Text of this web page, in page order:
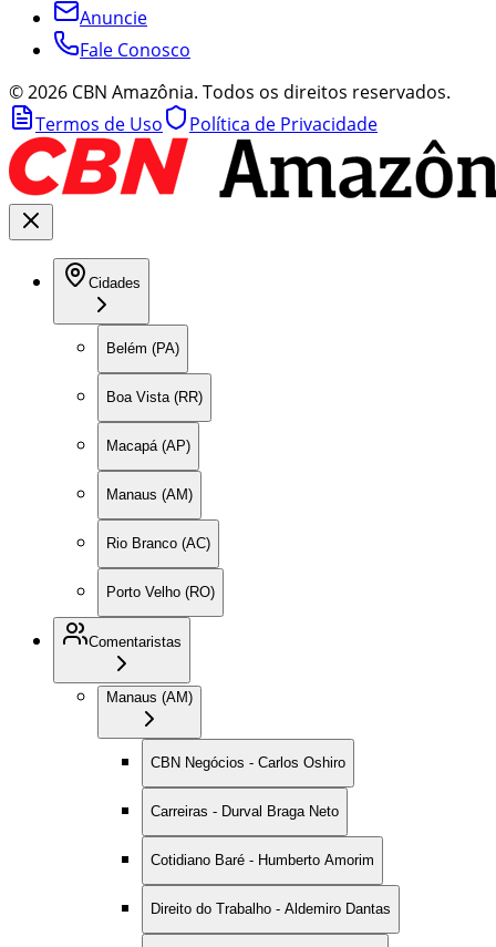
Anuncie
Fale Conosco
©2026 CBN Amazônia. Todos os direitos reservados.
Termos de Uso
Política de Privacidade
Cidades
Belém (PA)
Boa Vista (RR)
Macapá (AP)
Manaus (AM)
Rio Branco (AC)
Porto Velho (RO)
Comentaristas
Manaus (AM)
CBN Negócios - Carlos Oshiro
Carreiras - Durval Braga Neto
Cotidiano Baré - Humberto Amorim
Direito do Trabalho - Aldemiro Dantas